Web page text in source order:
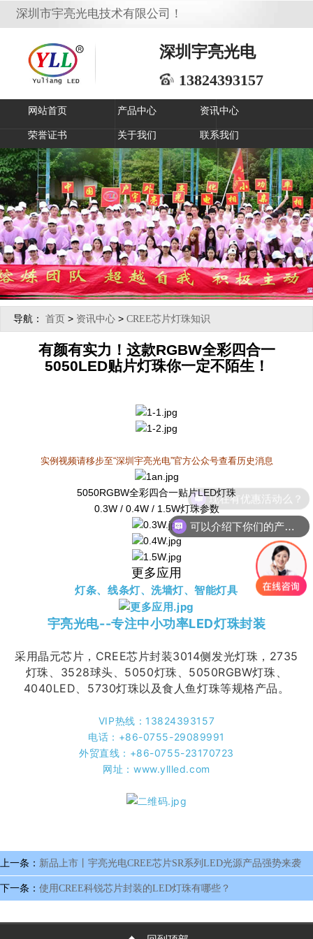
深圳市宇亮光电技术有限公司！
深圳宇亮光电
13824393157
网站首页 产品中心 资讯中心
荣誉证书 关于我们 联系我们
导航： 首页> 资讯中心> CREE芯片灯珠知识
有颜有实力！这款RGBW全彩四合一
5050LED贴片灯珠你一定不陌生！
实例视频请移步至“深圳宇亮光电”官方公众号查看历史消息
5050RGBW全彩四合一贴片LED灯珠
0.3W / 0.4W / 1.5W灯珠参数
更多应用
灯条、线条灯、洗墙灯、智能灯具
宇亮光电--专注中小功率LED灯珠封装
采用晶元芯片，CREE芯片封装3014侧发光灯珠，2735
灯珠、 3528球头、 5050灯珠、5050RGBW灯珠、
4040LED、5730灯珠以及食人鱼灯珠等规格产品。
VIP热线：13824393157
电话：+86-0755-29089991
外贸直线：+86-0755-23170723
网址：www.yllled.com
上一条： 新品上市丨宇亮光电CREE芯片SR系列LED光源产品强势来袭
下一条： 使用CREE科锐芯片封装的LED灯珠有哪些？
可以介绍下你们的产品么？
现在有优惠活动么？